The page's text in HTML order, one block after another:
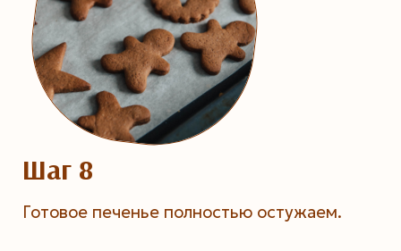
Шаг 8
Готовое печенье полностью остужаем.